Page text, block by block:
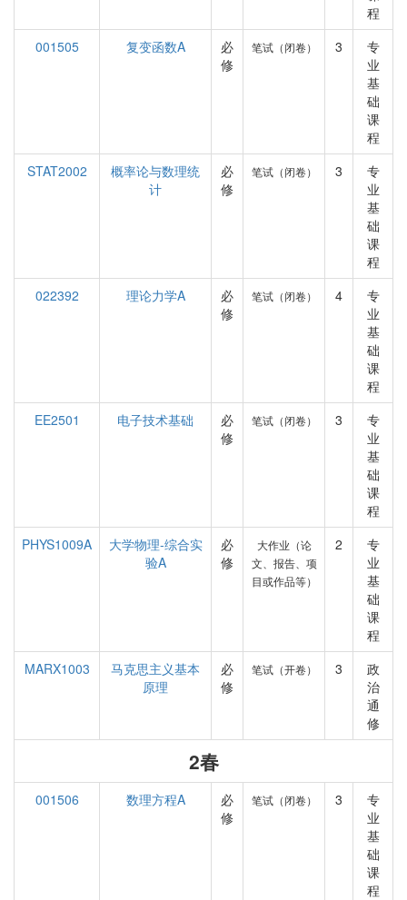
程
001505
复变函数A
必
修
笔试（闭卷） 3
专
业
基
础
课
程
STAT2002
概率论与数理统
计
必
修
笔试（闭卷） 3
专
业
基
础
课
程
022392
理论力学A
必
修
笔试（闭卷） 4
专
业
基
础
课
程
EE2501
电子技术基础
必
修
笔试（闭卷） 3
专
业
基
础
课
程
PHYS1009A
大学物理-综合实
验A
必
修
大作业（论
文、报告、项
目或作品等）
2
专
业
基
础
课
程
MARX1003
马克思主义基本
原理
必
修
笔试（开卷） 3
政
治
通
修
2春
001506 数理方程A
必
修
笔试（闭卷） 3
专
业
基
础
课
程